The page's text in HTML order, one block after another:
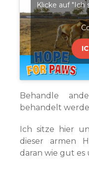
Klicke auf "Ich
Behandle
behandelt
Ich sitze hier
dieser armen
daran wie gut es